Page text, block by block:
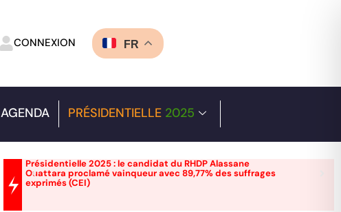
CONNEXION FR
AGENDA PRÉSIDENTIELLE 2025
Présidentielle 2025 : le candidat du RHDP Alassane
Ouattara proclamé vainqueur avec 89,77% des suffrages
exprimés (CEI)